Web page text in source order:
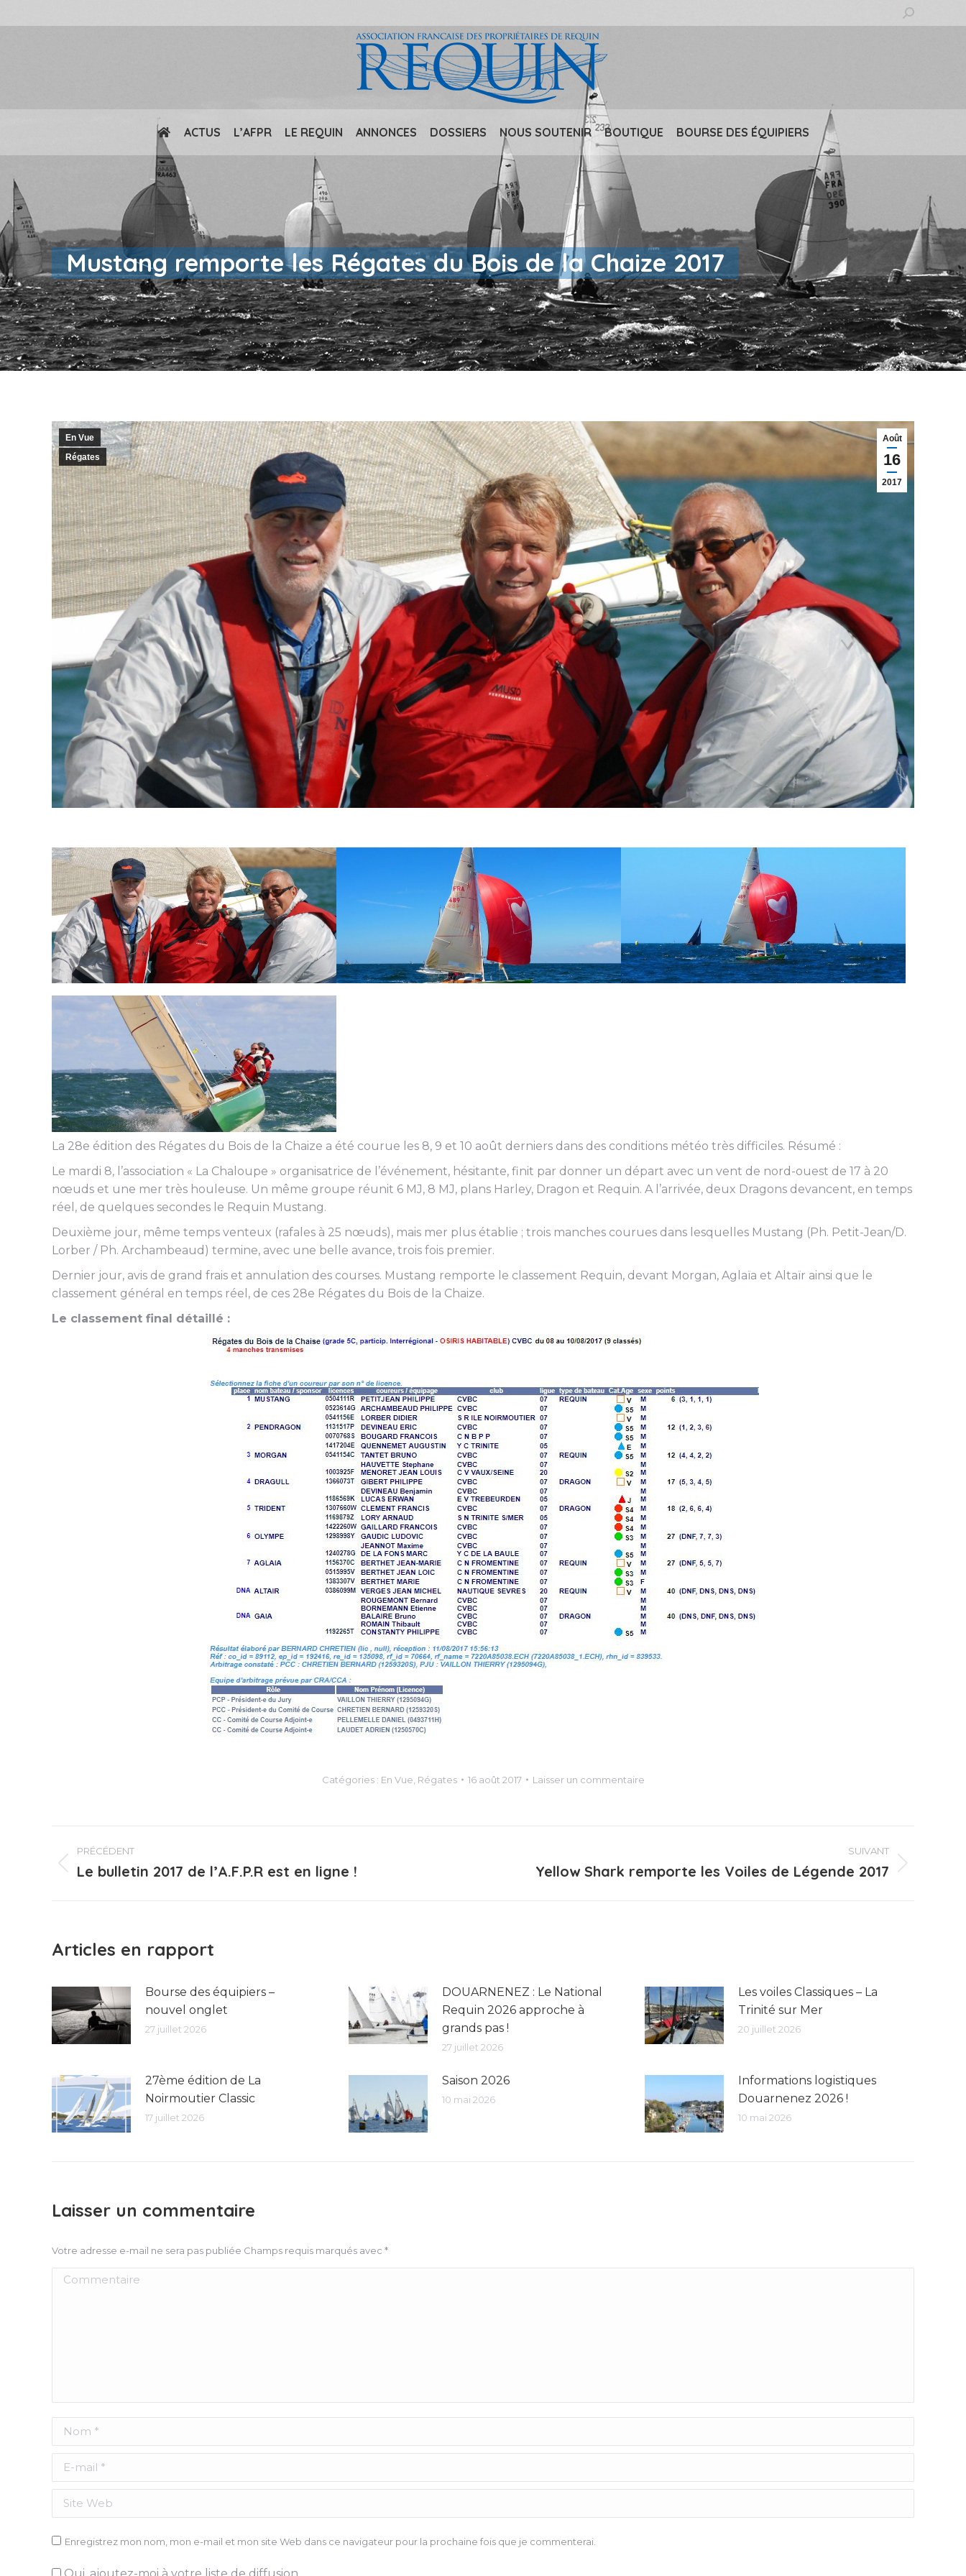
Recherche
:
ACTUS L’AFPR LE REQUIN ANNONCES DOSSIERS NOUS SOUTENIR BOUTIQUE BOURSE DES ÉQUIPIERS
Mustang remporte les Régates du Bois de la Chaize 2017
Août
16
2017
En Vue
Régates
La 28e édition des Régates du Bois de la Chaize a été courue les 8, 9 et 10 août derniers dans des conditions météo très difficiles. Résumé :
Le mardi 8, l’association « La Chaloupe » organisatrice de l’événement, hésitante, finit par donner un départ avec un vent de nord-ouest de 17 à 20
nœuds et une mer très houleuse. Un même groupe réunit 6 MJ, 8 MJ, plans Harley, Dragon et Requin. A l’arrivée, deux Dragons devancent, en temps
réel, de quelques secondes le Requin Mustang.
Deuxième jour, même temps venteux (rafales à 25 nœuds), mais mer plus établie ; trois manches courues dans lesquelles Mustang (Ph. Petit-Jean/D.
Lorber / Ph. Archambeaud) termine, avec une belle avance, trois fois premier.
Dernier jour, avis de grand frais et annulation des courses. Mustang remporte le classement Requin, devant Morgan, Aglaïa et Altaïr ainsi que le
classement général en temps réel, de ces 28e Régates du Bois de la Chaize.
Le classement final détaillé :
Catégories : En Vue Régates 16 août 2017 Laisser un commentaire
Navigation
article
PRÉCÉDENT
Article
Le bulletin 2017 de l’A.F.P.R est en ligne !
SUIVANT
ArticleYellow Shark remporte les Voiles de Légende 2017
Articles en rapport
Bourse des équipiers –
nouvel onglet
27 juillet 2026
DOUARNENEZ : Le National
Requin 2026 approche à
grands pas !
27 juillet 2026
Les voiles Classiques – La
Trinité sur Mer
20 juillet 2026
27ème édition de La
Noirmoutier Classic
17 juillet 2026
Saison 2026
10 mai 2026
Informations logistiques
Douarnenez 2026 !
10 mai 2026
Laisser un commentaire
Votre adresse e-mail ne sera pas publiée Champs requis marqués avec *
Commentaire
Nom *
E-mail *
Site Web
Enregistrez mon nom, mon e-mail et mon site Web dans ce navigateur pour la prochaine fois que je commenterai.